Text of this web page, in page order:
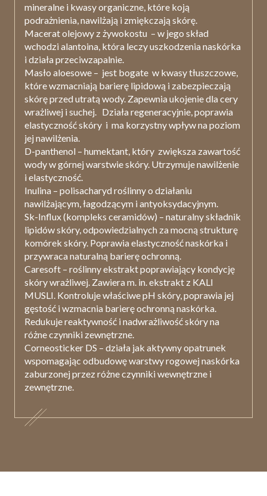
mineralne i kwasy organiczne, które koją
podrażnienia, nawilżają i zmiękczają skórę.
Macerat olejowy z żywokostu – w jego skład
wchodzi alantoina, która leczy uszkodzenia naskórka
i działa przeciwzapalnie.
Masło aloesowe – jest bogate w kwasy tłuszczowe,
które wzmacniają barierę lipidową i zabezpieczają
skórę przed utratą wody. Zapewnia ukojenie dla cery
wrażliwej i suchej. Działa regeneracyjnie, poprawia
elastyczność skóry i ma korzystny wpływ na poziom
jej nawilżenia.
D-panthenol – humektant, który zwiększa zawartość
wody w górnej warstwie skóry. Utrzymuje nawilżenie
i elastyczność.
Inulina – polisacharyd roślinny o działaniu
nawilżającym, łagodzącym i antyoksydacyjnym.
Sk-Influx(kompleks ceramidów) – naturalny składnik
lipidów skóry, odpowiedzialnych za mocną strukturę
komórek skóry. Poprawia elastyczność naskórka i
przywraca naturalną barierę ochronną.
Caresoft – roślinny ekstrakt poprawiający kondycję
skóry wrażliwej. Zawiera m. in. ekstrakt z KALI
MUSLI. Kontroluje właściwe pH skóry, poprawia jej
gęstość i wzmacnia barierę ochronną naskórka.
Redukuje reaktywność i nadwrażliwość skóry na
różne czynniki zewnętrzne.
Corneosticker DS – działa jak aktywny opatrunek
wspomagając odbudowę warstwy rogowej naskórka
zaburzonej przez różne czynniki wewnętrzne i
zewnętrzne.